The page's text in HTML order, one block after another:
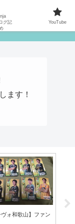
援日記
ます！
Kyoto】第1節
グ記
YouTube